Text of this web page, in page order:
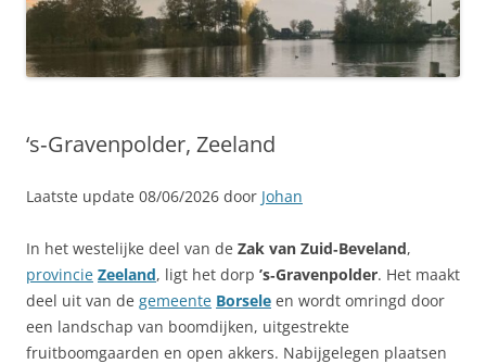
‘s‑Gravenpolder, Zeeland
Laatste update 08/06/2026 door Johan
In het westelijke deel van de Zak van Zuid‑Beveland,
provincie Zeeland, ligt het dorp ’s‑Gravenpolder. Het maakt
deel uit van de gemeente Borsele en wordt omringd door
een landschap van boomdijken, uitgestrekte
fruitboomgaarden en open akkers. Nabijgelegen plaatsen